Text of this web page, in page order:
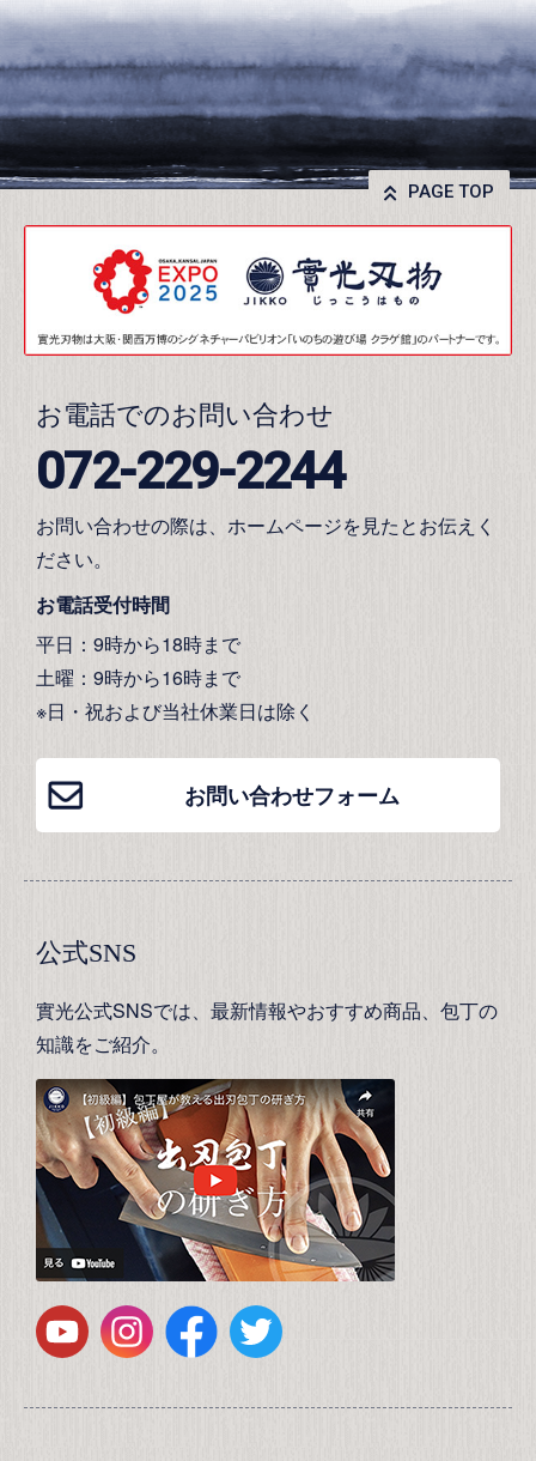
PAGE TOP
お電話でのお問い合わせ
072-229-2244
お問い合わせの際は、ホームページを見たとお伝えく
ださい。
お電話受付時間
平日：9時から18時まで
土曜：9時から16時まで
※日・祝および当社休業日は除く
お問い合わせフォーム
公式SNS
實光公式SNSでは、最新情報やおすすめ商品、包丁の
知識をご紹介。